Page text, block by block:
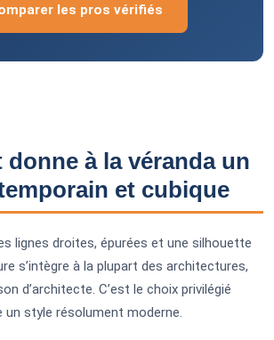
les pros vérifiés
à la véranda un
et cubique
lignes droites, épurées et une silhouette
s’intègre à la plupart des architectures,
d’architecte. C’est le choix privilégié
un style résolument moderne.